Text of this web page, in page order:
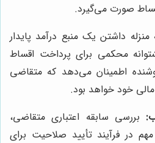
صورت می‌گیرد.
داشتن یک منبع درآمد پایدار
محکمی برای پرداخت اقساط
اطمینان می‌دهد که متقاضی
مالی خود خواهد بود.
بررسی سابقه اعتباری متقاضی،
در فرآیند تأیید صلاحیت برای